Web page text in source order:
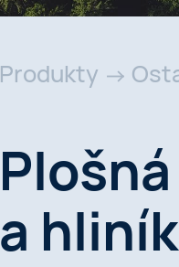
Produkty
a